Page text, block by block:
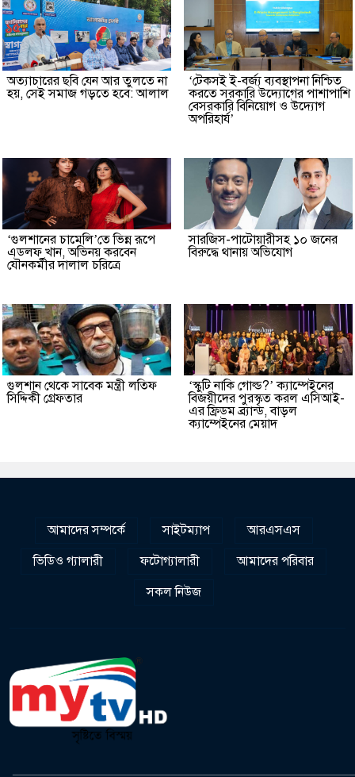
অত্যাচারের ছবি যেন আর তুলতে না
হয়, সেই সমাজ গড়তে হবে: আলাল
‘টেকসই ই-বর্জ্য ব্যবস্থাপনা নিশ্চিত
করতে সরকারি উদ্যোগের পাশাপাশি
বেসরকারি বিনিয়োগ ও উদ্যোগ
অপরিহার্য’
‘গুলশানের চামেলি’তে ভিন্ন রূপে
এডলফ খান, অভিনয় করবেন
যৌনকর্মীর দালাল চরিত্রে
সারজিস-পাটোয়ারীসহ ১০ জনের
বিরুদ্ধে থানায় অভিযোগ
গুলশান থেকে সাবেক মন্ত্রী লতিফ
সিদ্দিকী গ্রেফতার
‘স্কুটি নাকি গোল্ড?’ ক্যাম্পেইনের
বিজয়ীদের পুরস্কৃত করল এসিআই-
এর ফ্রিডম ব্র্যান্ড, বাড়ল
ক্যাম্পেইনের মেয়াদ
আমাদের সম্পর্কে সাইটম্যাপ
আরএসএস
ভিডিও গ্যালারী
ফটোগ্যালারী
আমাদের পরিবার
সকল নিউজ